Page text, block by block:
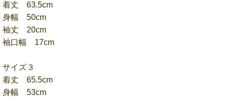
着丈 63.5cm
身幅 50cm
袖丈 20cm
袖口幅 17cm
サイズ３
着丈 65.5cm
身幅 53cm